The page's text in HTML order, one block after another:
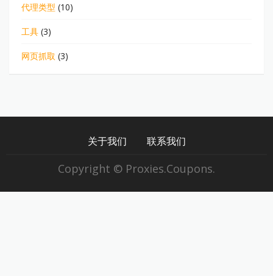
代理类型 (10)
工具 (3)
网页抓取 (3)
关于我们 联系我们
Copyright © Proxies.Coupons.